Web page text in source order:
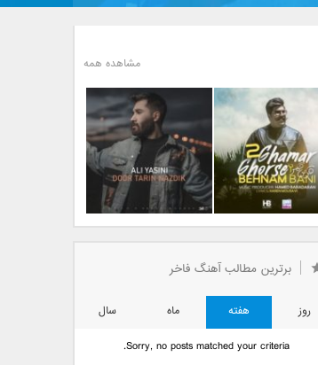
مشاهده همه
بانی بنام قرص قمر 2
یاسینی بنام دورترین نزدیک
برترین مطالب آهنگ فاخر
روز هفته ماه
سال
Sorry, no posts matched your criteria.